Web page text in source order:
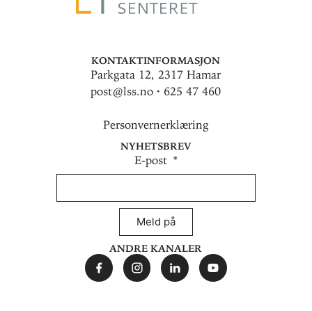
Kontaktinformasjon
Parkgata 12, 2317 Hamar
post@lss.no · 625 47 460
Personvernerklæring
Nyhetsbrev
E-post
Meld på
Andre kanaler